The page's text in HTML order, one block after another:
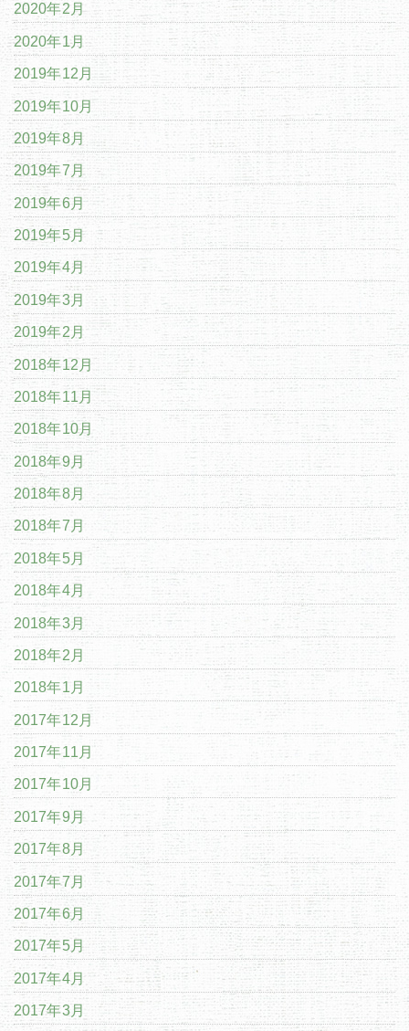
2020年2月
2020年1月
2019年12月
2019年10月
2019年8月
2019年7月
2019年6月
2019年5月
2019年4月
2019年3月
2019年2月
2018年12月
2018年11月
2018年10月
2018年9月
2018年8月
2018年7月
2018年5月
2018年4月
2018年3月
2018年2月
2018年1月
2017年12月
2017年11月
2017年10月
2017年9月
2017年8月
2017年7月
2017年6月
2017年5月
2017年4月
2017年3月